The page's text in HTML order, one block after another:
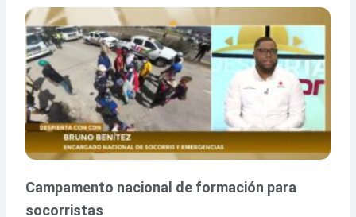
Campamento nacional de formación para
socorristas